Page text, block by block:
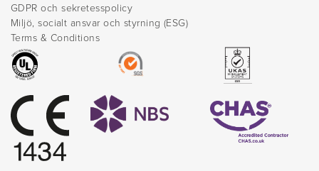
GDPR och sekretesspolicy
Miljö, socialt ansvar och styrning (ESG)
Terms & Conditions